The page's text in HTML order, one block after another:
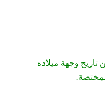
وجهة ميلاده